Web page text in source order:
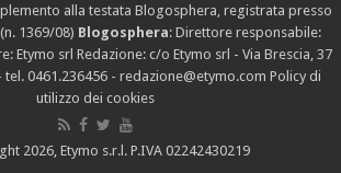
alla testata Blogosphera, registrata presso
1369/08) Blogosphera: Direttore responsabile:
Etymo srl Redazione: c/o Etymo srl - Via Brescia, 37
tel. 0461.236456 - redazione@etymo.com Policy di
utilizzo dei cookies
2026, Etymo s.r.l. P.IVA 02242430219